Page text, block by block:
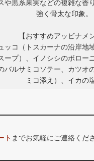
や黒系果実などの複雑な香
強く骨太な印象。
【おすすめアッビナメ
ッコ（トスカーナの沿岸地
ープ）、イノシシのボロー
バルサミコソテー、カツオ
ミコ添え）、イカの
ト までお気軽にご連絡くだ